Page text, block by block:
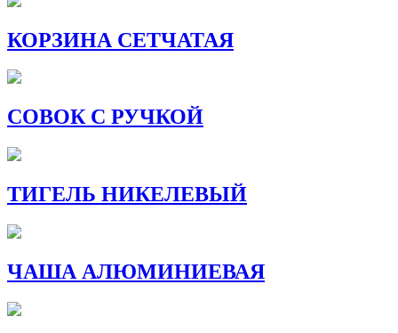
КОРЗИНА СЕТЧАТАЯ
СОВОК С РУЧКОЙ
ТИГЕЛЬ НИКЕЛЕВЫЙ
ЧАША АЛЮМИНИЕВАЯ